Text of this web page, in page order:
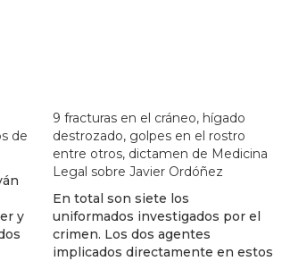
de
y
9 fracturas en el cráneo, hígado
destrozado, golpes en el rostro
entre otros, dictamen de Medicina
Legal sobre Javier Ordóñez
En total son siete los
uniformados investigados por el
crimen. Los dos agentes
implicados directamente en estos